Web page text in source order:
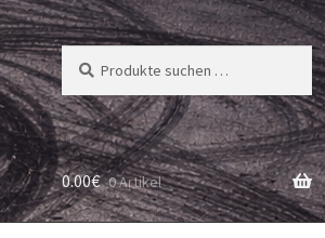
Suchen
nach:
Suchen
0.00€ 0 Artikel